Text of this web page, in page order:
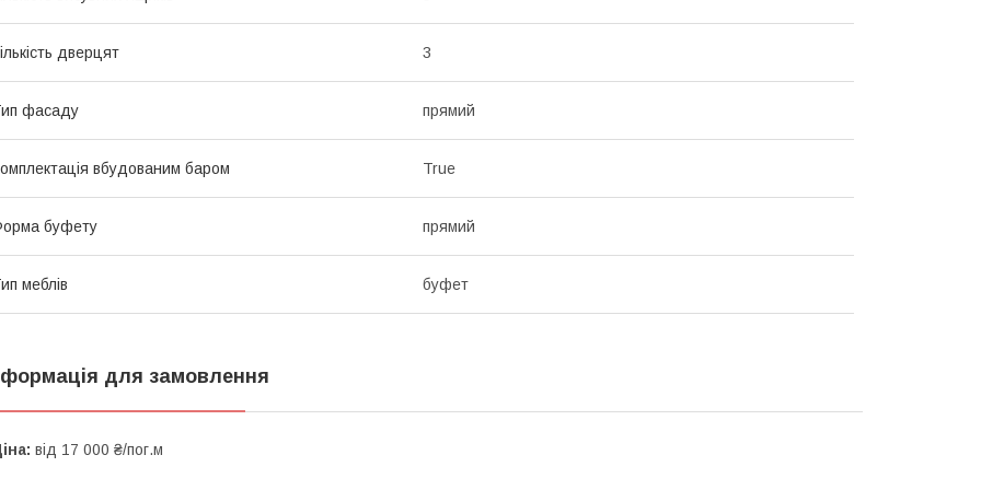
дверцят 3
фасаду прямий
вбудованим баром True
буфету прямий
меблів буфет
для замовлення
від 17 000 ₴/пог.м